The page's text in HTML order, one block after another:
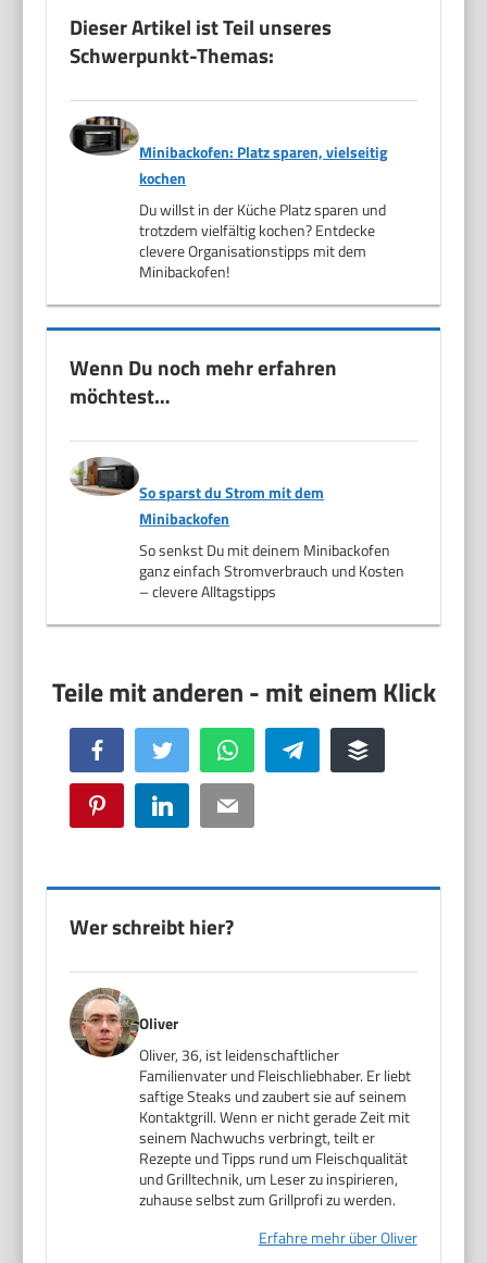
Dieser Artikel ist Teil unseres
Schwerpunkt-Themas:
Minibackofen: Platz sparen, vielseitig
kochen
Du willst in der Küche Platz sparen und
trotzdem vielfältig kochen? Entdecke
clevere Organisationstipps mit dem
Minibackofen!
Wenn Du noch mehr erfahren
möchtest…
So sparst du Strom mit dem
Minibackofen
So senkst Du mit deinem Minibackofen
ganz einfach Stromverbrauch und Kosten
– clevere Alltagstipps
Facebook Twitter WhatsApp Telegram Buffer
Pinterest LinkedIn Email
Wer schreibt hier?
Oliver
Oliver, 36, ist leidenschaftlicher
Familienvater und Fleischliebhaber. Er liebt
saftige Steaks und zaubert sie auf seinem
Kontaktgrill. Wenn er nicht gerade Zeit mit
seinem Nachwuchs verbringt, teilt er
Rezepte und Tipps rund um Fleischqualität
und Grilltechnik, um Leser zu inspirieren,
zuhause selbst zum Grillprofi zu werden.
Erfahre mehr über Oliver